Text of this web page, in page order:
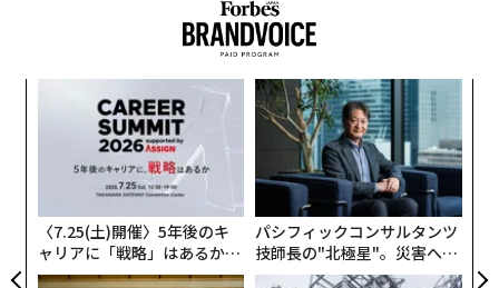
躇の背景には何があるのか。
消費者側では、AIは急速に前進している。我々の会社で
は、個人の導入率は95%を超えている。教育を受けた専
門家は一般的にスマートフォンに複数の大規模言語モデ
ルを持ち、生産的な仕事から簡単な調査まで、あらゆる
用途に使用している。これは、私が以前のブログ分析で
述べた生成AIの統合の容易さと現在の価格動向と同様
の、深く広範なB2C導入パターンを反映している。
〈7.25(土)開催〉5年後のキ
ャリアに「戦略」はあるか。
トップエグゼクティブのキャ
パシフィックコンサルタンツ
技師長の"北極星"。災害への
無力感を乗り越え見つけた、